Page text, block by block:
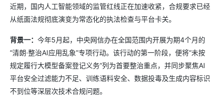
近期，国内人工智能领域的监管红线正在加速收紧，合规要求已经
从纸面法规彻底演变为常态化的执法检查与平台卡关。
背景一： 今年5月起，中央网信办在全国范围内开展为期4个月的
“清朗·整治AI应用乱象”专项行动。该行动的第一阶段，便将“未按
规定履行大模型备案登记义务”列为首要整治重点，并同步聚焦AI
平台安全过滤能力不足、训练语料安全、数据投毒及生成内容标识
不到位等深层次技术合规问题。